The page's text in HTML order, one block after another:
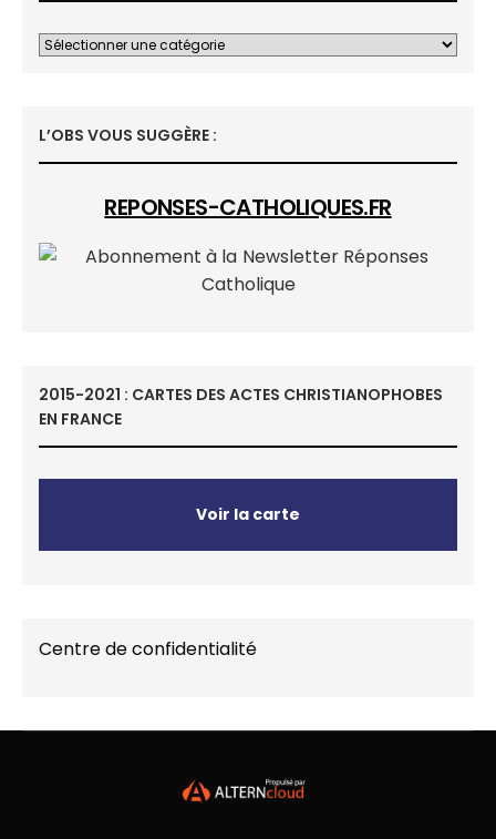
L’OBS VOUS SUGGÈRE :
REPONSES-CATHOLIQUES.FR
2015-2021 : CARTES DES ACTES CHRISTIANOPHOBES
EN FRANCE
Voir la carte
Centre de confidentialité